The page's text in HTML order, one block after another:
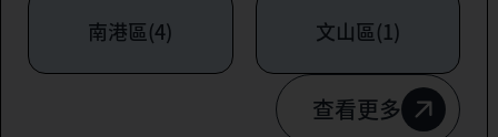
南港區(4) 文山區(1)
查看更多